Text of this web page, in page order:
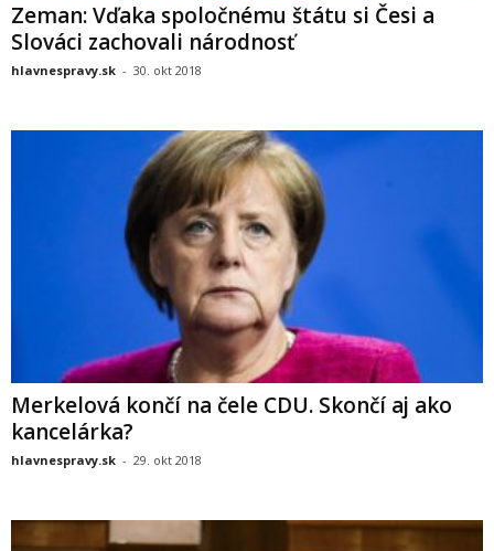
Zeman: Vďaka spoločnému štátu si Česi a
Slováci zachovali národnosť
hlavnespravy.sk - 30. okt 2018
Merkelová končí na čele CDU. Skončí aj ako
kancelárka?
hlavnespravy.sk - 29. okt 2018